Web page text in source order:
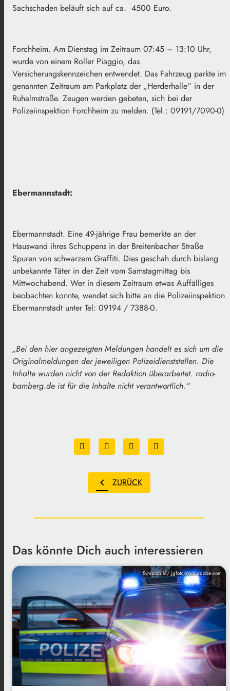
Sachschaden beläuft sich auf ca. 4500 Euro.
Forchheim. Am Dienstag im Zeitraum 07:45 – 13:10 Uhr,
wurde von einem Roller Piaggio, das
Versicherungskennzeichen entwendet. Das Fahrzeug parkte im
genannten Zeitraum am Parkplatz der „Herderhalle“ in der
Ruhalmstraße. Zeugen werden gebeten, sich bei der
Polizeiinspektion Forchheim zu melden. (Tel.: 09191/7090-0)
Ebermannstadt:
Ebermannstadt. Eine 49-jährige Frau bemerkte an der
Hauswand ihres Schuppens in der Breitenbacher Straße
Spuren von schwarzem Graffiti. Dies geschah durch bislang
unbekannte Täter in der Zeit vom Samstagmittag bis
Mittwochabend. Wer in diesem Zeitraum etwas Auffälliges
beobachten konnte, wendet sich bitte an die Polizeiinspektion
Ebermannstadt unter Tel: 09194 / 7388-0.
„Bei den hier angezeigten Meldungen handelt es sich um die
Originalmeldungen der jeweiligen Polizeidienststellen. Die
Inhalte wurden nicht von der Redaktion überarbeitet. radio-
bamberg.de ist für die Inhalte nicht verantwortlich.“
chevron_left ZURÜCK
Das könnte Dich auch interessieren
Symbolbild/ jgfoto/stock.adobe.com